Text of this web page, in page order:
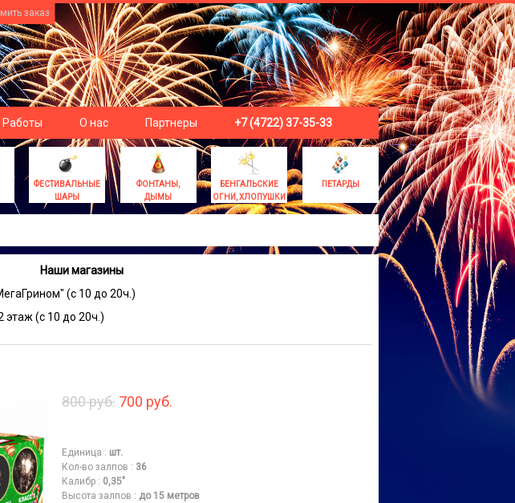
заказ
О нас Партнеры +7 (4722) 37-35-33
ФЕСТИВАЛЬНЫЕ
ШАРЫ
ФОНТАНЫ,
ДЫМЫ
БЕНГАЛЬСКИЕ
ОГНИ, ХЛОПУШКИ
ПЕТАРДЫ
Наши магазины
(с 10 до 20ч.)
этаж (с 10 до 20ч.)
800 руб. 700 руб.
Единица : шт.
Кол-во залпов : 36
Калибр: 0,35"
Высота залпов : до 15 метров